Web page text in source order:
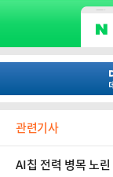
관련기사
AI칩 전력 병목 노